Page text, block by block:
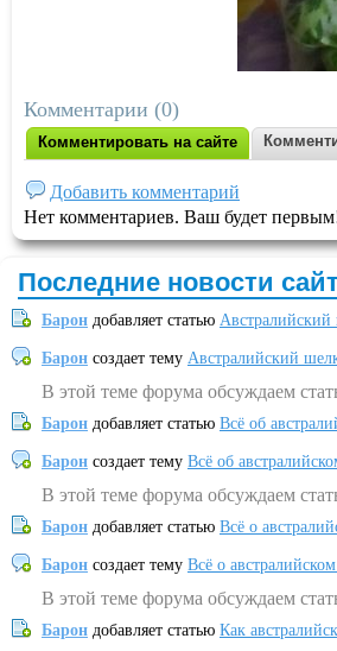
Комментарии (0)
Комментировать на сайте
Добавить комментарий
Нет комментариев. Ваш будет
Последние новости
Барон добавляет статью Австралийский
Барон создает тему Австралийский
В этой теме форума обсуждаем
Барон добавляет статью Всё об
Барон создает тему Всё об
В этой теме форума обсуждаем
Барон добавляет статью Всё о
Барон создает тему Всё о
В этой теме форума обсуждаем
Барон добавляет статью Как